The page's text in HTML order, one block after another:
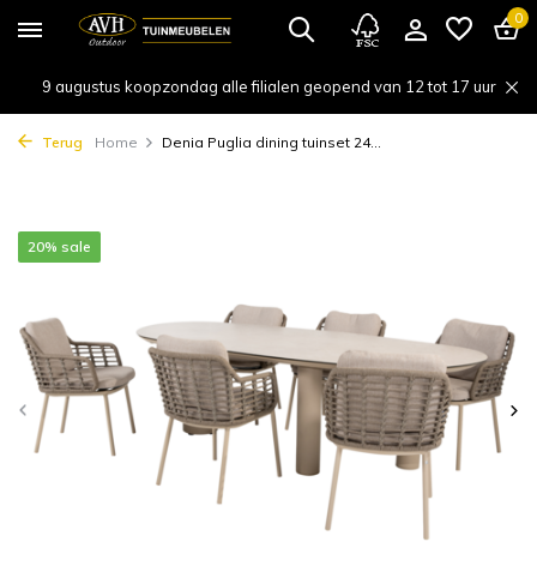
0
9 augustus koopzondag alle filialen geopend van 12 tot 17 uur
Terug Home Denia Puglia dining tuinset 24...
20% sale